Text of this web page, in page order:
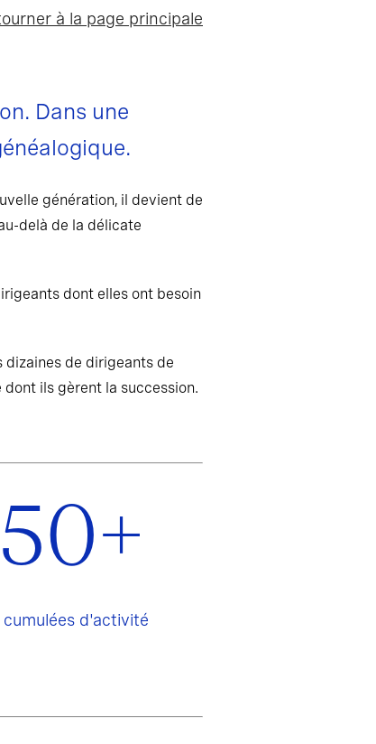
à la page principale
Dans une
génération, il devient de
delà de la délicate
dont elles ont besoin
dizaines de dirigeants de
ils gèrent la succession.
cumulées d'activité